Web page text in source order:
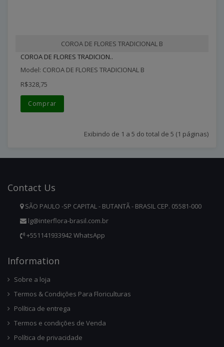
COROA DE FLORES TRADICIONAL B
COROA DE FLORES TRADICION..
Model: COROA DE FLORES TRADICIONAL B
R$328,75
Comprar
Exibindo de 1 a 5 do total de 5 (1 páginas)
Contact Us
SÃO PAULO -SP CAPITAL - BUTANTÃ - BRASIL CEP. 05581-000
lg@interflora-brasil.com.br
+551141933942 WhatsApp
InforMation
Sobre a loja
Termos & Condições Para Floriculturas
Política de entrega
Termos e condições de Venda
Política de privacidade